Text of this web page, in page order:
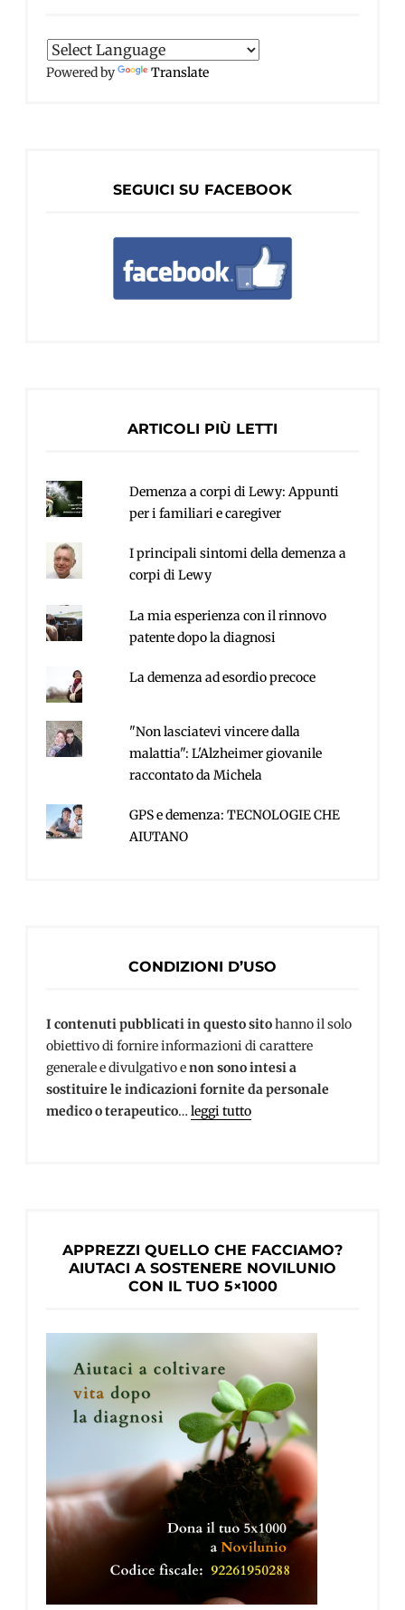
Powered by Translate
SEGUICI SU FACEBOOK
ARTICOLI PIÙ LETTI
Demenza a corpi di Lewy: Appunti
per i familiari e caregiver
I principali sintomi della demenza a
corpi di Lewy
La mia esperienza con il rinnovo
patente dopo la diagnosi
La demenza ad esordio precoce
"Non lasciatevi vincere dalla
malattia": L'Alzheimer giovanile
raccontato da Michela
GPS e demenza: TECNOLOGIE CHE
AIUTANO
CONDIZIONI D’USO
I contenuti pubblicati in questo sitohanno il solo
obiettivo di fornire informazioni di carattere
generale e divulgativo enon sono intesi a
sostituire le indicazioni fornite da personale
medico o terapeutico…leggi tutto
APPREZZI QUELLO CHE FACCIAMO?
AIUTACI A SOSTENERE NOVILUNIO
CON IL TUO 5×1000